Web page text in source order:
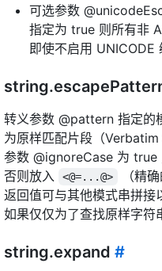
可选参数
指定为 true 则所有非
即使不启用 UNICODE
转义参数 @pattern 指定的
为原样匹配片段（
参数 @ignoreCase 为
否则放入
<@=...@>
（精
返回值可与其他模式串拼接
如果仅仅为了查找原样字
string.expand #